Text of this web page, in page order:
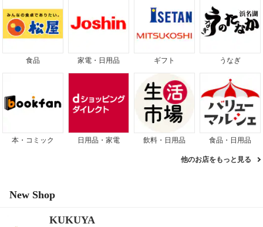
食品 家電・日用品 ギフト うなぎ
本・コミック 日用品・家電 飲料・日用品 食品・日用品
他のお店をもっと見る
New Shop
KUKUYA